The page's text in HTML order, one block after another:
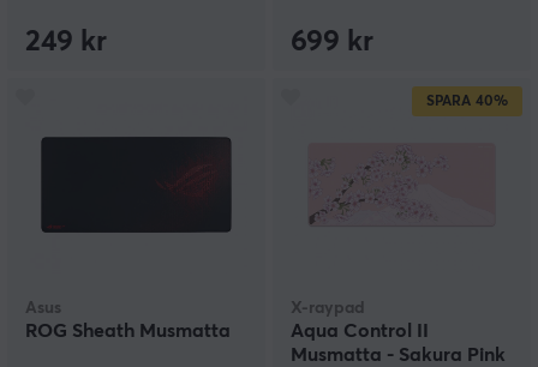
249 kr 699 kr
Asus
ROG Sheath Musmatta
SPARA 40%
X-raypad
Aqua Control II
Musmatta - Sakura Pink